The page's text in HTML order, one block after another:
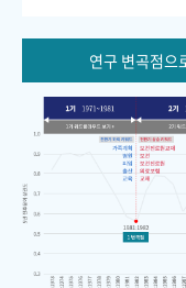
연구 변곡점으